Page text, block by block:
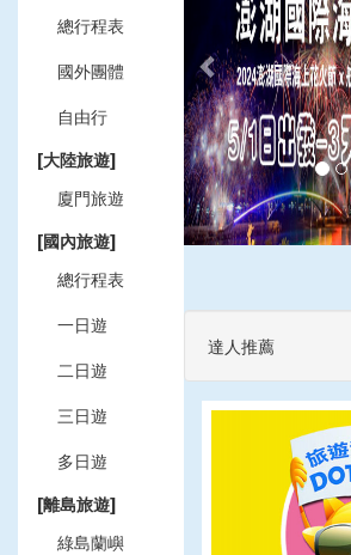
總行程表
國外團體
自由行
[大陸旅遊]
廈門旅遊
[國內旅遊]
總行程表
一日遊
二日遊
三日遊
多日遊
[離島旅遊]
綠島蘭嶼
達人推薦